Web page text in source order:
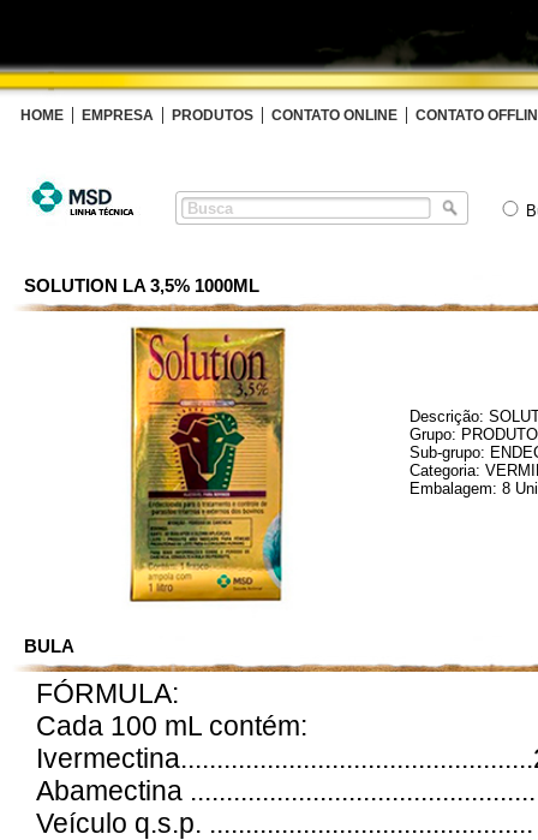
HOME EMPRESA PRODUTOS CONTATO ONLINE CONTATO
SOLUTION LA 3,5% 1000ML
Descrição:
Grupo:
Sub-grupo:
Categoria:
Embalagem: 8
BULA
FÓRMULA:
Cada 100 mL contém:
Abamectina
Veículo q.s.p.